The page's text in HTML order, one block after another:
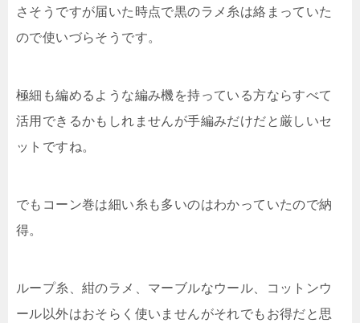
さそうですが届いた時点で黒のラメ糸は絡まっていた
ので使いづらそうです。
極細も編めるような編み機を持っている方ならすべて
活用できるかもしれませんが手編みだけだと厳しいセ
ットですね。
でもコーン巻は細い糸も多いのはわかっていたので納
得。
ループ糸、紺のラメ、マーブルなウール、コットンウ
ール以外はおそらく使いませんがそれでもお得だと思